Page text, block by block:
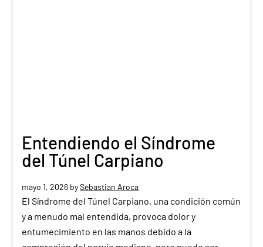
Entendiendo el Síndrome
del Túnel Carpiano
mayo 1, 2026 bySebastian Aroca
El Síndrome del Túnel Carpiano, una condición común
y a menudo mal entendida, provoca dolor y
entumecimiento en las manos debido a la